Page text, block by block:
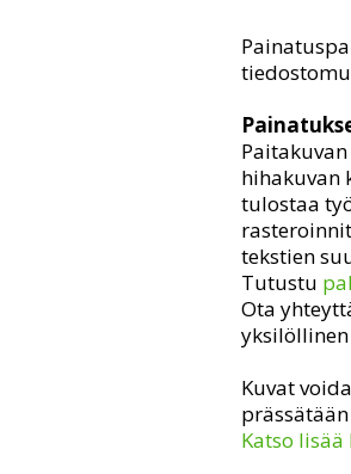
tulostaa
tekstien
Tutustu
Ota
Kuvat
Katso